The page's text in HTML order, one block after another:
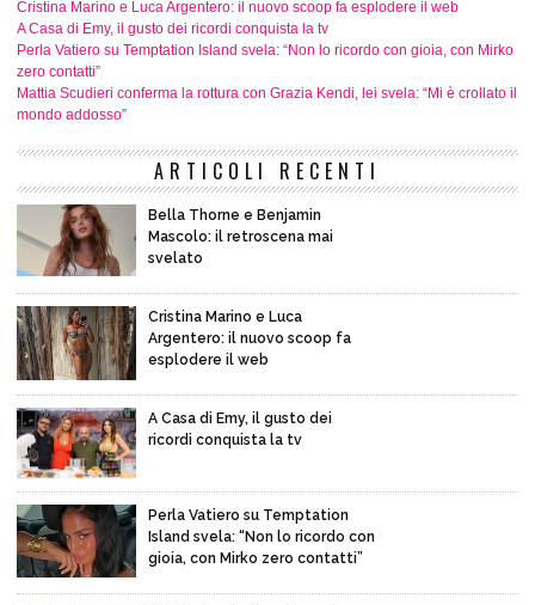
Cristina Marino e Luca Argentero: il nuovo scoop fa esplodere il web
A Casa di Emy, il gusto dei ricordi conquista la tv
Perla Vatiero su Temptation Island svela: “Non lo ricordo con gioia, con Mirko
zero contatti”
Mattia Scudieri conferma la rottura con Grazia Kendi, lei svela: “Mi è crollato il
mondo addosso”
ARTICOLI RECENTI
Bella Thorne e Benjamin
Mascolo: il retroscena mai
svelato
Cristina Marino e Luca
Argentero: il nuovo scoop fa
esplodere il web
A Casa di Emy, il gusto dei
ricordi conquista la tv
Perla Vatiero su Temptation
Island svela: “Non lo ricordo con
gioia, con Mirko zero contatti”